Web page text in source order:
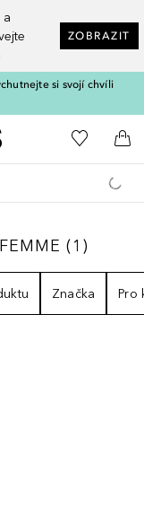
a
ZOBRAZIT
si svojí chvíli
Domů K mému
Do
FEMME 1
(1 )
Značka Pro